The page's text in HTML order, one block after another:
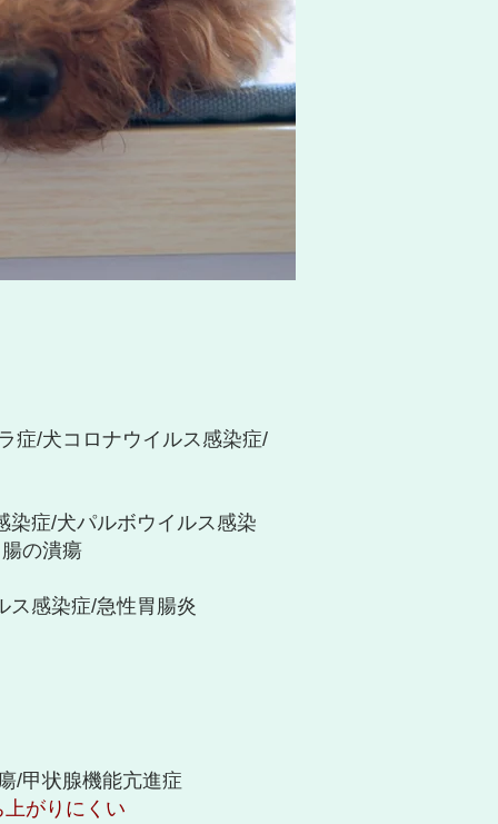
症/犬コロナウイルス感染症/
染症/犬パルボウイルス感染
の潰瘍
ス感染症/急性胃腸炎
/甲状腺機能亢進症
がりにくい